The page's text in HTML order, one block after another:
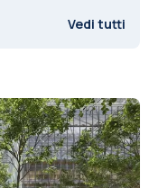
Vedi tutti